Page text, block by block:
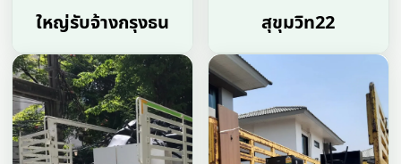
ใหญ่รับจ้างกรุงธน
สุขุมวิท22